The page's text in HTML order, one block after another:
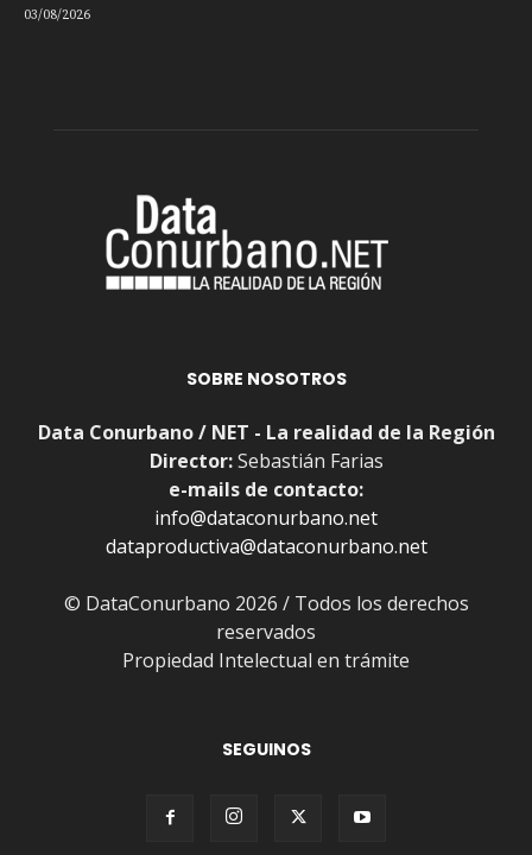
03/08/2026
SOBRE NOSOTROS
Data Conurbano / NET - La realidad de la Región
Director:Sebastián Farias
e-mails de contacto:
info@dataconurbano.net
dataproductiva@dataconurbano.net
© DataConurbano 2026 / Todos los derechos
reservados
Propiedad Intelectual en trámite
SEGUINOS